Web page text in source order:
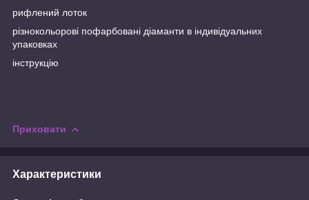
рифлений лоток
різнокольорові пофарбовані діаманти в індивідуальних
упаковках
інструкцію
Приховати
Характеристики